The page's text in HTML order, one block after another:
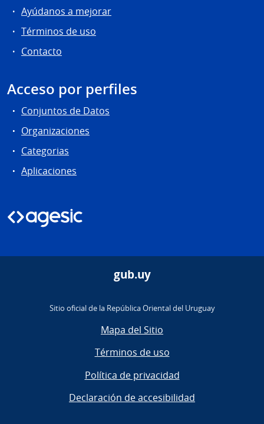
Ayúdanos a mejorar
Términos de uso
Contacto
Acceso por perfiles
Conjuntos de Datos
Organizaciones
Categorias
Aplicaciones
gub.uy
Sitio oficial de la República Oriental del Uruguay
Mapa del Sitio
Términos de uso
Política de privacidad
Declaración de accesibilidad